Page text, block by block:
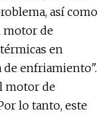
así como
motor de
en
de enfriamiento".
motor de
lo tanto, este